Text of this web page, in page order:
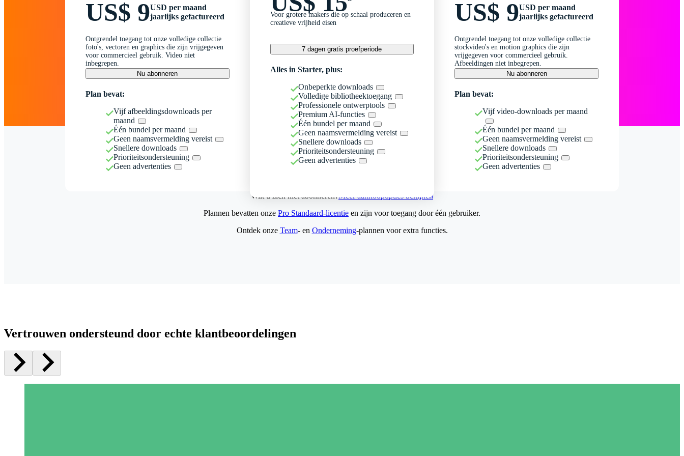
US$ 9USD per maand
jaarlijks gefactureerd
Ontgrendel toegang tot onze volledige collectie
foto's, vectoren en graphics die zijn vrijgegeven
voor commercieel gebruik. Video niet
inbegrepen.
Nu abonneren
Plan bevat:
Vijf afbeeldingsdownloads per
maand
Één bundel per maand
Geen naamsvermelding vereist
Snellere downloads
Prioriteitsondersteuning
Geen advertenties
Voor grotere makers die op schaal produceren en
creatieve vrijheid eisen
7 dagen gratis proefperiode
Alles in Starter, plus:
Onbeperkte downloads
Volledige bibliotheektoegang
Professionele ontwerptools
Premium AI-functies
Één bundel per maand
Geen naamsvermelding vereist
Snellere downloads
Prioriteitsondersteuning
Geen advertenties
US$ 9USD per maand
jaarlijks gefactureerd
Ontgrendel toegang tot onze volledige collectie
stockvideo's en motion graphics die zijn
vrijgegeven voor commercieel gebruik.
Afbeeldingen niet inbegrepen.
Nu abonneren
Plan bevat:
Vijf video-downloads per maand
Één bundel per maand
Geen naamsvermelding vereist
Snellere downloads
Prioriteitsondersteuning
Geen advertenties
Wilt u zich niet abonneren?Meer aankoopopties bekijken
Plannen bevatten onze Pro Standaard-licentie en zijn voor toegang door één gebruiker.
Ontdek onze Team- en Onderneming-plannen voor extra functies.
Vertrouwen ondersteund door echte klantbeoordelingen